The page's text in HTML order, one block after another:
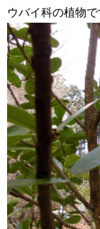
ウバイ科の植物で